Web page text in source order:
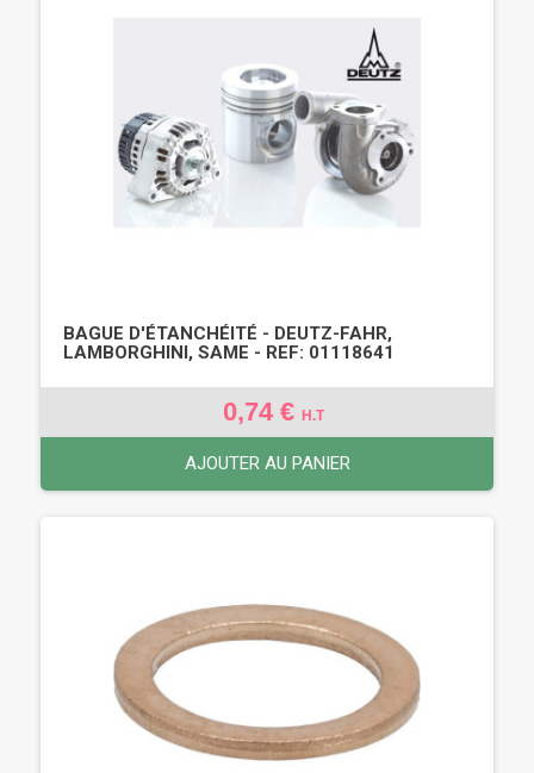
BAGUE D'ÉTANCHÉITÉ - DEUTZ-FAHR,
LAMBORGHINI, SAME - REF: 01118641
0,74 € H.T
AJOUTER AU PANIER